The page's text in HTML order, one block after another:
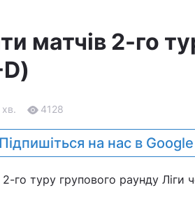
матчів 2-го
хв. 4128
Підпишіться на нас в Google
2-го туру групового раунду Ліги